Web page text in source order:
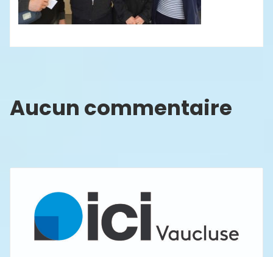
Aucun commentaire